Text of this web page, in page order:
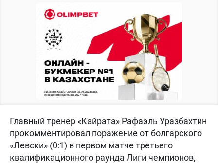
Главный тренер «Кайрата» Рафаэль Уразбахтин
прокомментировал поражение от болгарского
«Левски» (0:1) в первом матче третьего
квалификационного раунда Лиги чемпионов,